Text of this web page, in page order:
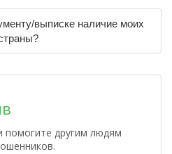
выписке наличие моих
помогите другим людям